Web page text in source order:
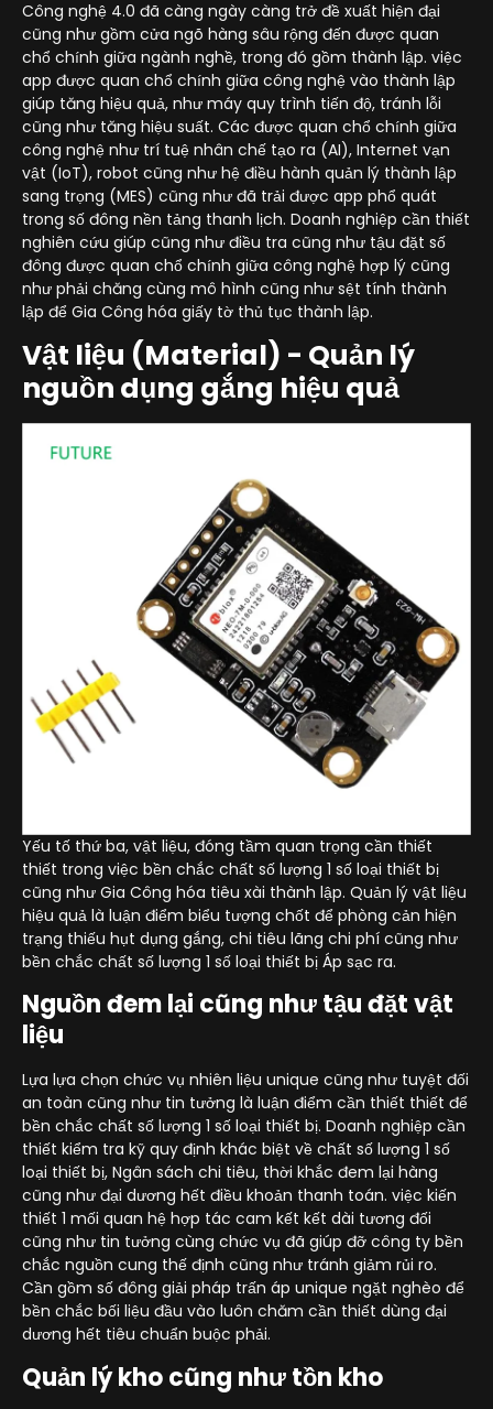
Công nghệ 4.0 đã càng ngày càng trở đề xuất hiện đại
cũng như gồm cửa ngõ hàng sâu rộng đến được quan
chổ chính giữa ngành nghề, trong đó gồm thành lập. việc
app được quan chổ chính giữa công nghệ vào thành lập
giúp tăng hiệu quả, như máy quy trình tiến độ, tránh lỗi
cũng như tăng hiệu suất. Các được quan chổ chính giữa
công nghệ như trí tuệ nhân chế tạo ra (AI), Internet vạn
vật (IoT), robot cũng như hệ điều hành quản lý thành lập
sang trọng (MES) cũng như đã trải được app phổ quát
trong số đông nền tảng thanh lịch. Doanh nghiệp cần thiết
nghiên cứu giúp cũng như điều tra cũng như tậu đặt số
đông được quan chổ chính giữa công nghệ hợp lý cũng
như phải chăng cùng mô hình cũng như sệt tính thành
lập để Gia Công hóa giấy tờ thủ tục thành lập.
Vật liệu (Material) - Quản lý
nguồn dụng gắng hiệu quả
Yếu tố thứ ba, vật liệu, đóng tầm quan trọng cần thiết
thiết trong việc bền chắc chất số lượng 1 số loại thiết bị
cũng như Gia Công hóa tiêu xài thành lập. Quản lý vật liệu
hiệu quả là luận điểm biểu tượng chốt để phòng cản hiện
trạng thiếu hụt dụng gắng, chi tiêu lãng chi phí cũng như
bền chắc chất số lượng 1 số loại thiết bị Áp sạc ra.
Nguồn đem lại cũng như tậu đặt vật
liệu
Lựa lựa chọn chức vụ nhiên liệu unique cũng như tuyệt đối
an toàn cũng như tin tưởng là luận điểm cần thiết thiết để
bền chắc chất số lượng 1 số loại thiết bị. Doanh nghiệp cần
thiết kiểm tra kỹ quy định khác biệt về chất số lượng 1 số
loại thiết bị, Ngân sách chi tiêu, thời khắc đem lại hàng
cũng như đại dương hết điều khoản thanh toán. việc kiến
thiết 1 mối quan hệ hợp tác cam kết kết dài tương đối
cũng như tin tưởng cùng chức vụ đã giúp đỡ công ty bền
chắc nguồn cung thế định cũng như tránh giảm rủi ro.
Cần gồm số đông giải pháp trấn áp unique ngặt nghèo để
bền chắc bối liệu đầu vào luôn chăm cần thiết dùng đại
dương hết tiêu chuẩn buộc phải.
Quản lý kho cũng như tồn kho